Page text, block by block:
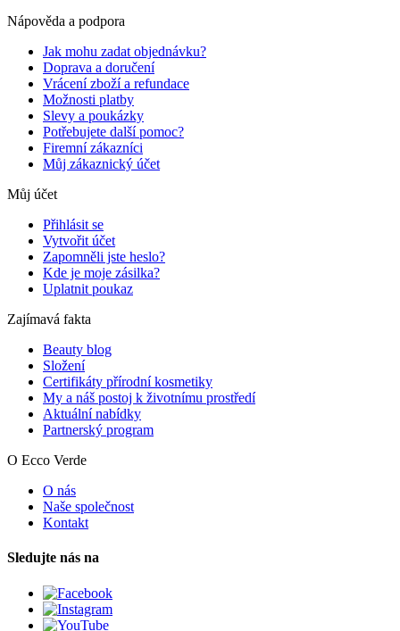
Nápověda a podpora
Jak mohu zadat objednávku?
Doprava a doručení
Vrácení zboží a refundace
Možnosti platby
Slevy a poukázky
Potřebujete další pomoc?
Firemní zákazníci
Můj zákaznický účet
Můj účet
Přihlásit se
Vytvořit účet
Zapomněli jste heslo?
Kde je moje zásilka?
Uplatnit poukaz
Zajímavá fakta
Beauty blog
Složení
Certifikáty přírodní kosmetiky
My a náš postoj k životnímu prostředí
Aktuální nabídky
Partnerský program
O Ecco Verde
O nás
Naše společnost
Kontakt
Sledujte nás na